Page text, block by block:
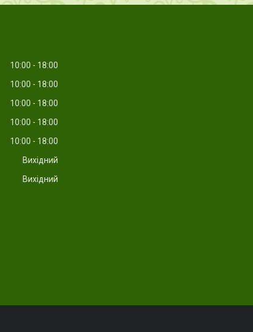
10:00
18:00
10:00
18:00
10:00
18:00
10:00
18:00
10:00
18:00
Вихідний
Вихідний